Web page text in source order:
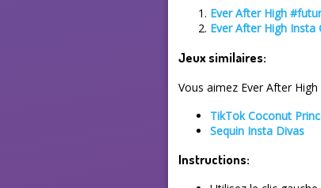
Ever After High
Ever After High Insta
Jeux similaires:
Vous aimez Ever After
TikTok Coconut
Sequin Insta Divas
Instructions: